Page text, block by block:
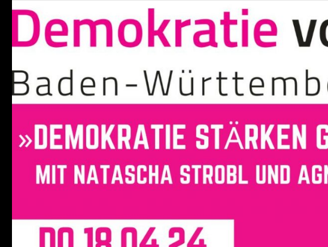
„Demokratie
stärken
gegen
Natascha
Strobl
Agnieszka
Brugger
19:30